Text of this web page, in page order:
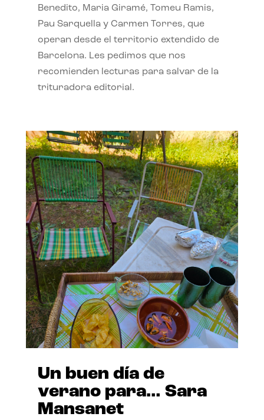
Benedito, Maria Giramé, Tomeu Ramis,
Pau Sarquella y Carmen Torres, que
operan desde el territorio extendido de
Barcelona. Les pedimos que nos
recomienden lecturas para salvar de la
trituradora editorial.
Un buen día de
verano para… Sara
Mansanet